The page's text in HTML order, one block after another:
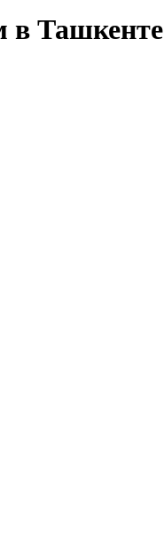
в Ташкенте